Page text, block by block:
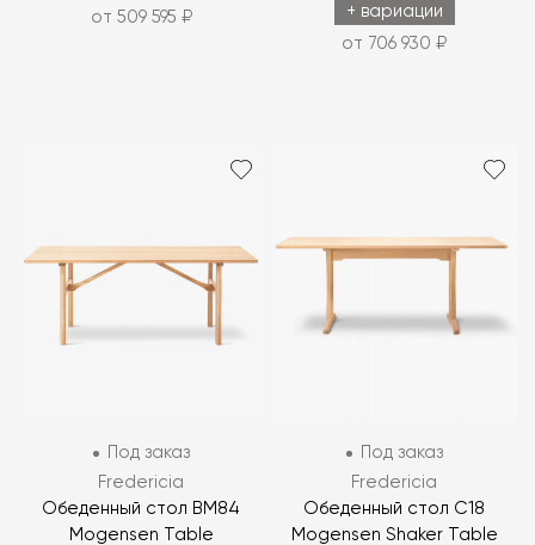
от 509 595 ₽
+ вариации
от 706 930 ₽
Под заказ
Fredericia
Обеденный стол BM84
Mogensen Table
Под заказ
Fredericia
Обеденный стол C18
Mogensen Shaker Table